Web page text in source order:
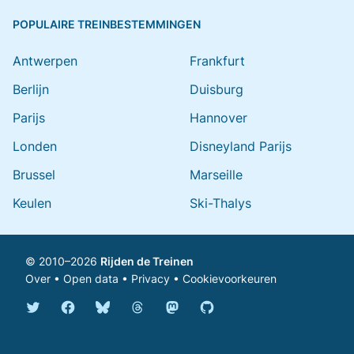
POPULAIRE TREINBESTEMMINGEN
Antwerpen
Berlijn
Parijs
Londen
Brussel
Keulen
Frankfurt
Duisburg
Hannover
Disneyland Parijs
Marseille
Ski-Thalys
© 2010–2026 Rijden de Treinen
Over • Open data • Privacy • Cookievoorkeuren